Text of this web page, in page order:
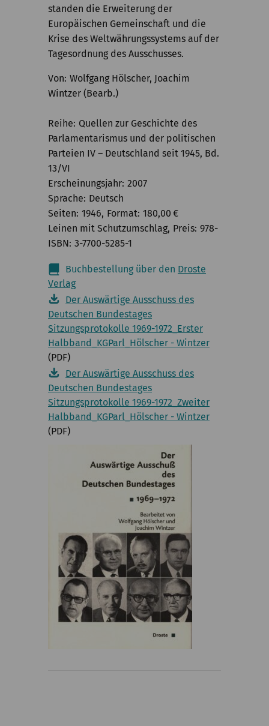
standen die Erweiterung der
Europäischen Gemeinschaft und die
Krise des Weltwährungssystems auf der
Tagesordnung des Ausschusses.
Von Wolfgang Hölscher, Joachim
Wintzer (Bearb.)
Reihe Quellen zur Geschichte des
Parlamentarismus und der politischen
Parteien IV – Deutschland seit 1945, Bd.
13/VI
Erscheinungsjahr 2007
Sprache Deutsch
Seiten 1946 Format
Leinen mit Schutzumschlag Preis
180,00 €
ISBN
978-
3-7700-5285-1
Buchbestellung über den Droste
Verlag
Der Auswärtige Ausschuss des
Deutschen Bundestages
Sitzungsprotokolle 1969-1972_Erster
Halbband_KGParl_Hölscher - Wintzer
(PDF)
Der Auswärtige Ausschuss des
Deutschen Bundestages
Sitzungsprotokolle 1969-1972_Zweiter
Halbband_KGParl_Hölscher - Wintzer
(PDF)